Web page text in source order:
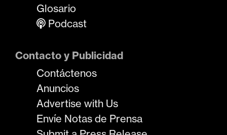
Glosario
Podcast
Contacto y Publicidad
Contáctenos
Anuncios
Advertise with Us
Envíe Notas de Prensa